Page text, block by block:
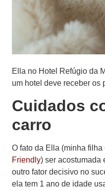
Ella no Hotel Refúgio da
um hotel deve receber os
Cuidados
carro
O fato da Ella (minha filha
Friendly) ser acostumada
outro fator decisivo no
ela tem 1 ano de idade